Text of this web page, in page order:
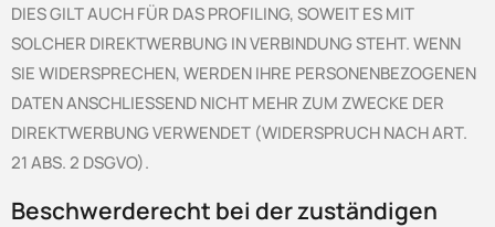
DIES GILT AUCH FÜR DAS PROFILING, SOWEIT ES MIT
SOLCHER DIREKTWERBUNG IN VERBINDUNG STEHT. WENN
SIE WIDERSPRECHEN, WERDEN IHRE PERSONENBEZOGENEN
DATEN ANSCHLIESSEND NICHT MEHR ZUM ZWECKE DER
DIREKTWERBUNG VERWENDET (WIDERSPRUCH NACH ART.
21 ABS. 2 DSGVO).
Beschwerde­recht bei der zuständigen